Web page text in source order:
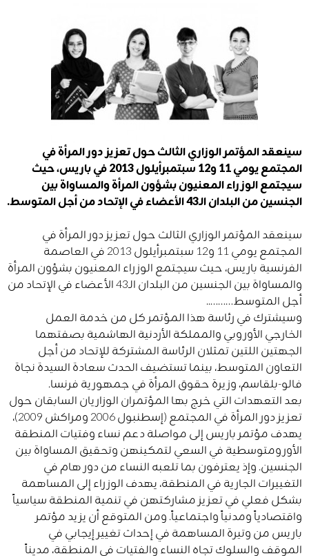
سينعقد المؤتمر الوزاري الثالث حول تعزيز دور المرأة في
المجتمع يومي 11 و12 سبتمبرأيلول 2013 في باريس، حيث
سيجتمع الوزراء المعنيون بشؤون المرأة والمساواة بين
الجنسين من البلدان الـ43 الأعضاء في الإتحاد من أجل المتوسط​​.
سينعقد المؤتمر الوزاري الثالث حول تعزيز دور المرأة في
المجتمع يومي 11 و12 سبتمبرأيلول 2013 في العاصمة
الفرنسية باريس، حيث سيجتمع الوزراء المعنيون بشؤون المرأة
والمساواة بين الجنسين من البلدان الـ43 الأعضاء في الإتحاد من
أجل المتوسط​​………..
وسيشترك في رئاسة هذا المؤتمر كل من خدمة العمل
الخارجي الأوروبي والمملكة الأردنية الهاشمية بصفتهما
الجهتين اللتين تمثلان الرئاسة المشتركة للإتحاد من أجل
التعاون المتوسط، بينما تستضيف الحدث سعادة السيدة نجاة
فالو-بلقاسم، وزيرة حقوق المرأة في جمهورية فرنسا.
بعد التعهدات التي خرج بها المؤتمران الوزاريان السابقان حول
تعزيز دور المرأة في المجتمع (إسطنبول 2006 ومراكش 2009)،
يهدف مؤتمر باريس إلى مواصلة دعم نساء وفتيات المنطقة
الأورومتوسطية في السعي لتمكينهن وتحقيق المساواة بين
الجنسين. وإذ يعترفون بما تلعبه النساء من دور هام في
التغييرات الجارية في المنطقة، يهدف الوزراء إلى المساهمة
بشكل فعلي في تعزيز مشاركتهن في تنمية المنطقة سياسياً
واقتصادياً ومدنياً واجتماعياً. ومن المتوقع أن يزيد مؤتمر
باريس من وتيرة المساهمة في إحداث تغيير إيجابي في
الموقف والسلوك تجاه النساء والفتيات في المنطقة، مديناً